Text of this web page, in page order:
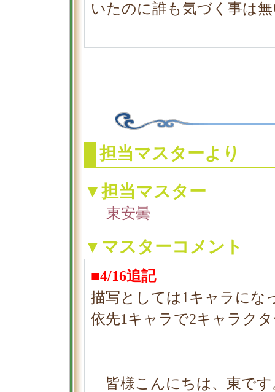
いたのに誰も気づく事は
担当マスターより
▼担当マスター
東安曇
▼マスターコメント
■4/16追記
描写としては1キャラにな
依先1キャラで2キャラク
皆様こんにちは、東で